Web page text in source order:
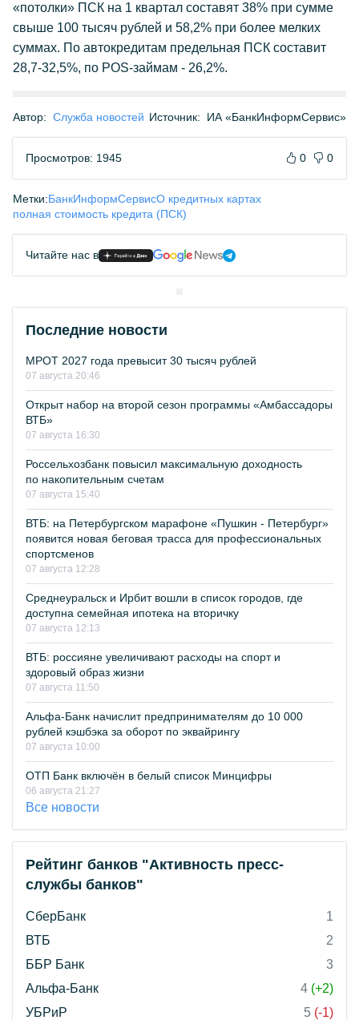
«потолки» ПСК на 1 квартал составят 38% при сумме
свыше 100 тысяч рублей и 58,2% при более мелких
суммах. По автокредитам предельная ПСК составит
28,7-32,5%, по POS-займам - 26,2%.
Автор: Служба новостей Источник: ИА «БанкИнформСервис»
Просмотров: 1945 0 0
Метки:БанкИнформСервисО кредитных картах
полная стоимость кредита (ПСК)
Читайте нас в
Последние новости
МРОТ 2027 года превысит 30 тысяч рублей
07 августа 20:46
Открыт набор на второй сезон программы «Амбассадоры
ВТБ»
07 августа 16:30
Россельхозбанк повысил максимальную доходность
по накопительным счетам
07 августа 15:40
ВТБ: на Петербургском марафоне «Пушкин - Петербург»
появится новая беговая трасса для профессиональных
спортсменов
07 августа 12:28
Среднеуральск и Ирбит вошли в список городов, где
доступна семейная ипотека на вторичку
07 августа 12:13
ВТБ: россияне увеличивают расходы на спорт и
здоровый образ жизни
07 августа 11:50
Альфа-Банк начислит предпринимателям до 10 000
рублей кэшбэка за оборот по эквайрингу
07 августа 10:00
ОТП Банк включён в белый список Минцифры
06 августа 21:27
Все новости
Рейтинг банков "Активность пресс-
службы банков"
СберБанк
1
ВТБ
2
ББР Банк
3
Альфа-Банк
4 (+2)
УБРиР
5 (-1)